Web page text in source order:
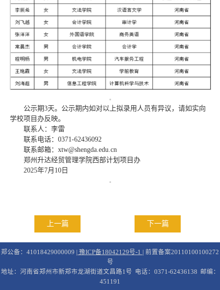
公示期3天。公示期内如对以上拟录用人员有异议，请如实向
学校项目办反映。
联系人：李雷
联系电话：0371-62436092
联系邮箱：xtw@shengda.edu.cn
郑州升达经贸管理学院西部计划项目办
2025年7月10日
上一篇 下一篇
郑公备：41018429000009 | 豫ICP备18042129号-1
| 前置备案20110100100272
号
地址：河南省郑州市新郑市龙湖街道文昌路1号 电话：0371-62436138 邮编：
451191